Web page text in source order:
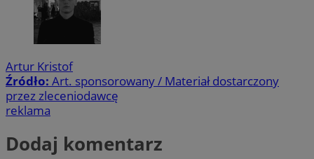
Artur Kristof
Źródło: Art. sponsorowany / Materiał dostarczony
przez zleceniodawcę
reklama
Dodaj komentarz